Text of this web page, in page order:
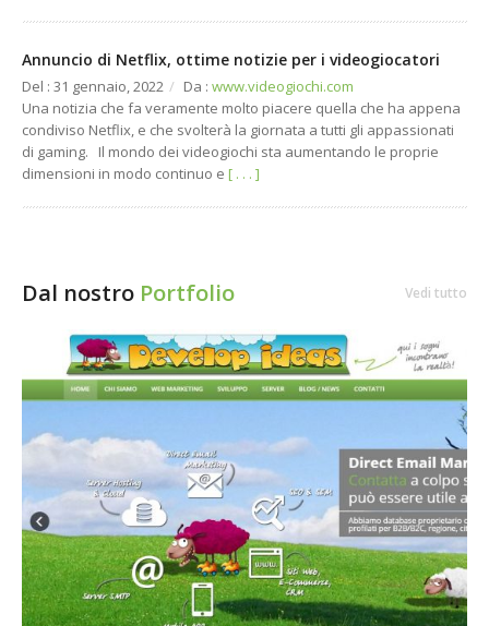
Annuncio di Netflix, ottime notizie per i videogiocatori
Del : 31 gennaio, 2022 / Da : www.videogiochi.com
Una notizia che fa veramente molto piacere quella che ha appena
condiviso Netflix, e che svolterà la giornata a tutti gli appassionati
di gaming. Il mondo dei videogiochi sta aumentando le proprie
dimensioni in modo continuo e [ . . . ]
Dal nostro Portfolio Vedi tutto